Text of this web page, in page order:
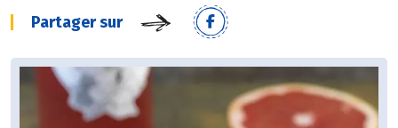
Partager sur